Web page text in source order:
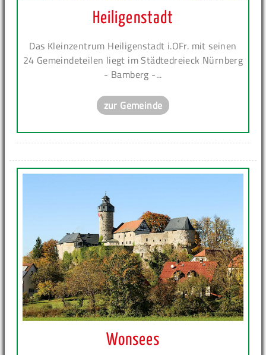
Heiligenstadt
Das Kleinzentrum Heiligenstadt i.OFr. mit seinen
24 Gemeindeteilen liegt im Städtedreieck Nürnberg
- Bamberg -...
zur Gemeinde
Wonsees